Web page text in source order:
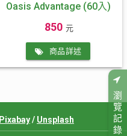
Oasis Advantage (60入)
850 元
商品詳述
Pixabay/ Unsplash
瀏
覽
記
錄